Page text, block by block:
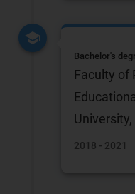
Bachelor's
Faculty of
2018 - 2021